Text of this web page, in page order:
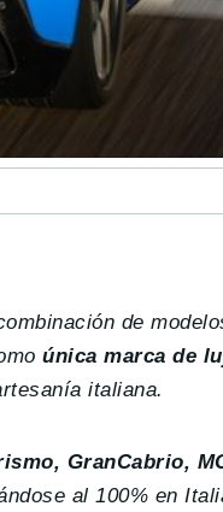
de
única marca de
italiana.
GranCabrio,
al 100% en